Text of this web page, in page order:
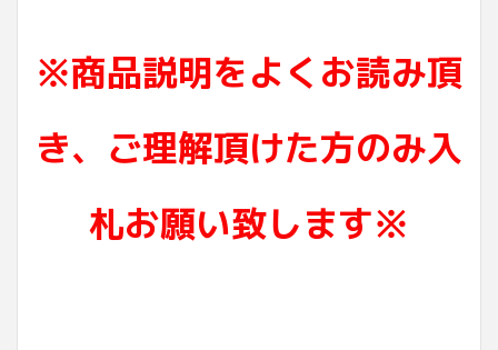
※商品説明をよくお読み頂
き、ご理解頂けた方のみ入
札お願い致します※